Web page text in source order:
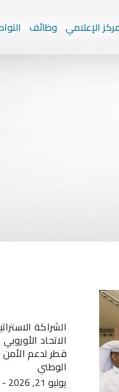
وظائف الإعلامي
معرض قطر الزراعي الدولي
الشراكة
الاتحاد
قطر لدعم الأمن
الوطني
- يوليو 21, 2026